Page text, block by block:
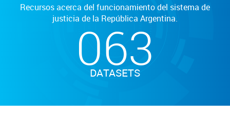
Recursos acerca del funcionamiento del sistema de
justicia de la República Argentina.
063
DATASETS